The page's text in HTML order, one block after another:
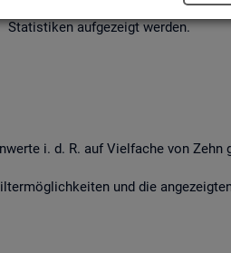
die im Zu­sam­men­hang
Sta­tis­ti­ken auf­ge­zeigt wer­den.
i. d. R. auf Viel­fa­che von Zehn
und die